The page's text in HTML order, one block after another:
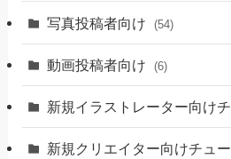
写真投稿者向け (54)
動画投稿者向け (6)
新規イラストレーター向け
新規クリエイター向けチュ